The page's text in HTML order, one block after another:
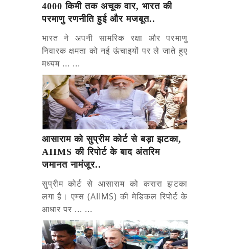
4000 किमी तक अचूक वार, भारत की
परमाणु रणनीति हुई और मजबूत..
भारत ने अपनी सामरिक रक्षा और परमाणु
निवारक क्षमता को नई ऊंचाइयों पर ले जाते हुए
मध्यम ... ...
आसाराम को सुप्रीम कोर्ट से बड़ा झटका,
AIIMS की रिपोर्ट के बाद अंतरिम
जमानत नामंजूर..
सुप्रीम कोर्ट से आसाराम को करारा झटका
लगा है। एम्स (AIIMS) की मेडिकल रिपोर्ट के
आधार पर ... ...